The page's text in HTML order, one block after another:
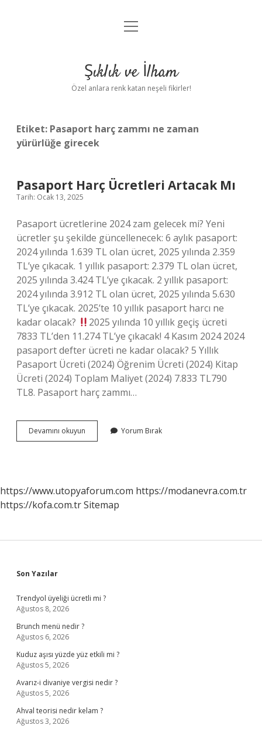
Anasayfa
Yasal Uyarı
menüyü
Şıklık ve İlham
Özel anlara renk katan neşeli fikirler!
Etiket: Pasaport harç zammı ne zaman
yürürlüğe girecek
Pasaport Harç Ücretleri Artacak Mı
Tarih: Ocak 13, 2025
Pasaport ücretlerine 2024 zam gelecek mi? Yeni
ücretler şu şekilde güncellenecek: 6 aylık pasaport:
2024 yılında 1.639 TL olan ücret, 2025 yılında 2.359
TL’ye çıkacak. 1 yıllık pasaport: 2.379 TL olan ücret,
2025 yılında 3.424 TL’ye çıkacak. 2 yıllık pasaport:
2024 yılında 3.912 TL olan ücret, 2025 yılında 5.630
TL’ye çıkacak. 2025’te 10 yıllık pasaport harcı ne
kadar olacak?
2025 yılında 10 yıllık geçiş ücreti
7833 TL’den 11.274 TL’ye çıkacak! 4 Kasım 2024 2024
pasaport defter ücreti ne kadar olacak? 5 Yıllık
Pasaport Ücreti (2024) Öğrenim Ücreti (2024) Kitap
Ücreti (2024) Toplam Maliyet (2024) 7.833 TL790
TL8. Pasaport harç zammı…
Devamını okuyun Pasaport
Harç
Yorum Bırak
https://www.utopyaforum.com https://modanevra.com.tr
https://kofa.com.trSitemap
Sidebar
Son Yazılar
Trendyol üyeliği ücretli mi ?
Ağustos 8, 2026
Brunch menü nedir ?
Ağustos 6, 2026
Kuduz aşısı yüzde yüz etkili mi ?
Ağustos 5, 2026
Avarız-i divaniye vergisi nedir ?
Ağustos 5, 2026
Ahval teorisi nedir kelam ?
Ağustos 3, 2026